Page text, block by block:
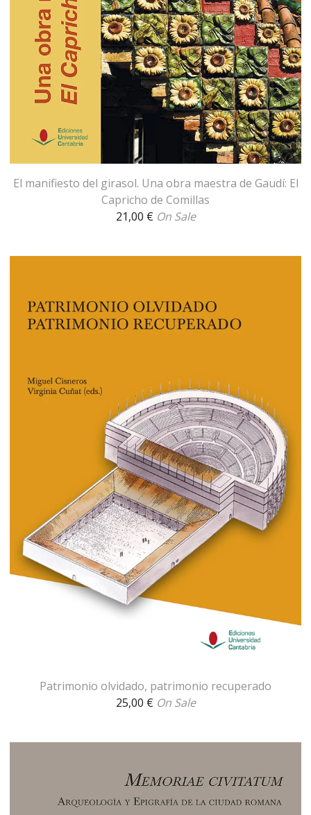
El manifiesto del girasol. Una obra maestra de Gaudí: El
Capricho de Comillas
21,00 € On Sale
Patrimonio olvidado, patrimonio recuperado
25,00 € On Sale